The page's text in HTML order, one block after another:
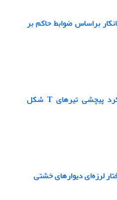
براساس ضوابط حاکم بر
ارزیابی عددی و آزمایشگاهی تأثیر مهار مکانیکی بر عملکرد پیچشی تیرهای ‏T‏ شکل
لرزه‌ای دیوارهای خشتی